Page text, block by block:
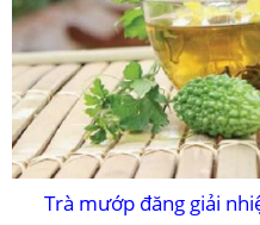
Trà mướp đăng giải